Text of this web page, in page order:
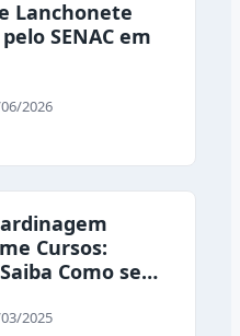
Lanchonete
SENAC em
2026
Cursos:
Como se
2025